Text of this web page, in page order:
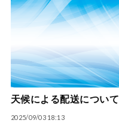
天候による配送について
2025/09/03 18:13